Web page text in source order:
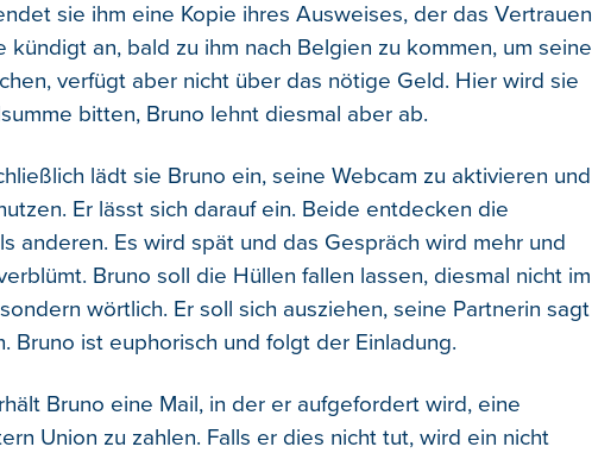
sie ihm eine Kopie ihres Ausweises, der das Vertrauen
kündigt an, bald zu ihm nach Belgien zu kommen, um seine
verfügt aber nicht über das nötige Geld. Hier wird sie
bitten, Bruno lehnt diesmal aber ab.
lädt sie Bruno ein, seine Webcam zu aktivieren und
Er lässt sich darauf ein. Beide entdecken die
anderen. Es wird spät und das Gespräch wird mehr und
Bruno soll die Hüllen fallen lassen, diesmal nicht im
wörtlich. Er soll sich ausziehen, seine Partnerin sagt
Bruno ist euphorisch und folgt der Einladung.
Bruno eine Mail, in der er aufgefordert wird, eine
Union zu zahlen. Falls er dies nicht tut, wird ein nicht